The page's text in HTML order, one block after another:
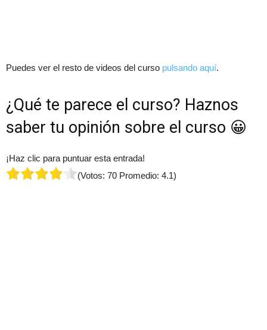
Puedes ver el resto de videos del curso pulsando aquí.
¿Qué te parece el curso? Haznos
saber tu opinión sobre el curso 😀
¡Haz clic para puntuar esta entrada!
(Votos: 70 Promedio: 4.1)